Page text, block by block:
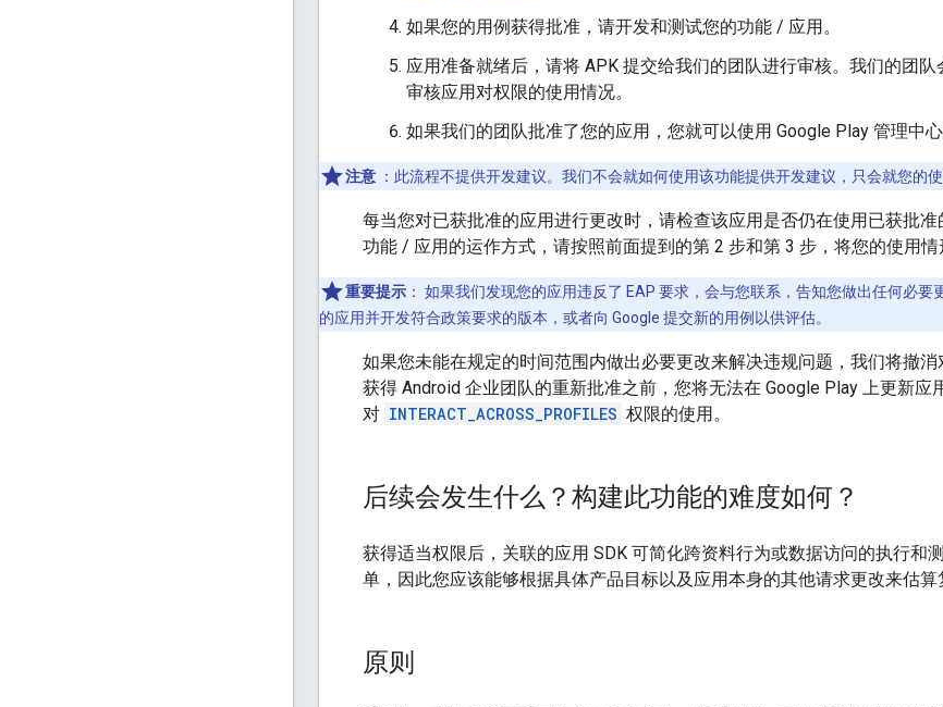
如果您的用例获得批准，请开发和测试您的功能 / 应用。
应用准备就绪后，请将 APK 提交给我们的团队进行审核。我们的团队
审核应用对权限的使用情况。
如果我们的团队批准了您的应用，您就可以使用 Google Play 管理中
注意 ：此流程不提供开发建议。我们不会就如何使用该功能提供开发建议，只会就您的
每当您对已获批准的应用进行更改时，请检查该应用是否仍在使用已获批
功能 / 应用的运作方式，请按照前面提到的第 2 步和第 3 步，将您的使用情
重要提示 ： 如果我们发现您的应用违反了 EAP 要求，会与您联系，告知您做出任何必
的应用并开发符合政策要求的版本，或者向 Google 提交新的用例以供评估。
如果您未能在规定的时间范围内做出必要更改来解决违规问题，我们将撤
获得 Android 企业团队的重新批准之前，您将无法在 Google Play 上更新
对 INTERACT_ACROSS_PROFILES 权限的使用。
后续会发生什么？构建此功能的难度如何？
获得适当权限后，关联的应用 SDK 可简化跨资料行为或数据访问的执行和
单，因此您应该能够根据具体产品目标以及应用本身的其他请求更改来估算
原则